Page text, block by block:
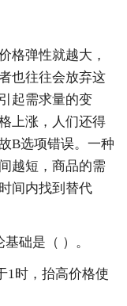
格弹性就越大，
也往往会放弃这
起需求量的变
上涨，人们还得
B选项错误。一种
越短，商品的需
间内找到替代
础是（ ）。
1时，抬高价格使